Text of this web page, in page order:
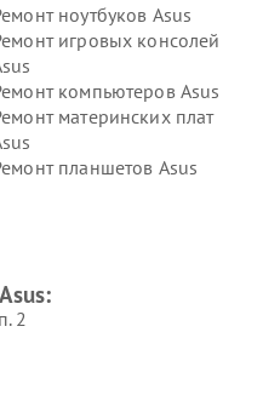
ноутбуков Asus
игровых консолей
компьютеров Asus
материнских плат
планшетов Asus
2